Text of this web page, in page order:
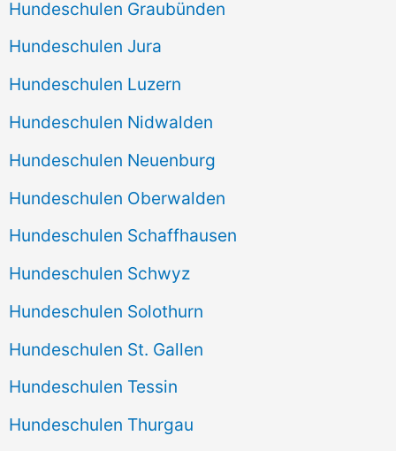
Hundeschulen Graubünden
Hundeschulen Jura
Hundeschulen Luzern
Hundeschulen Nidwalden
Hundeschulen Neuenburg
Hundeschulen Oberwalden
Hundeschulen Schaffhausen
Hundeschulen Schwyz
Hundeschulen Solothurn
Hundeschulen St. Gallen
Hundeschulen Tessin
Hundeschulen Thurgau